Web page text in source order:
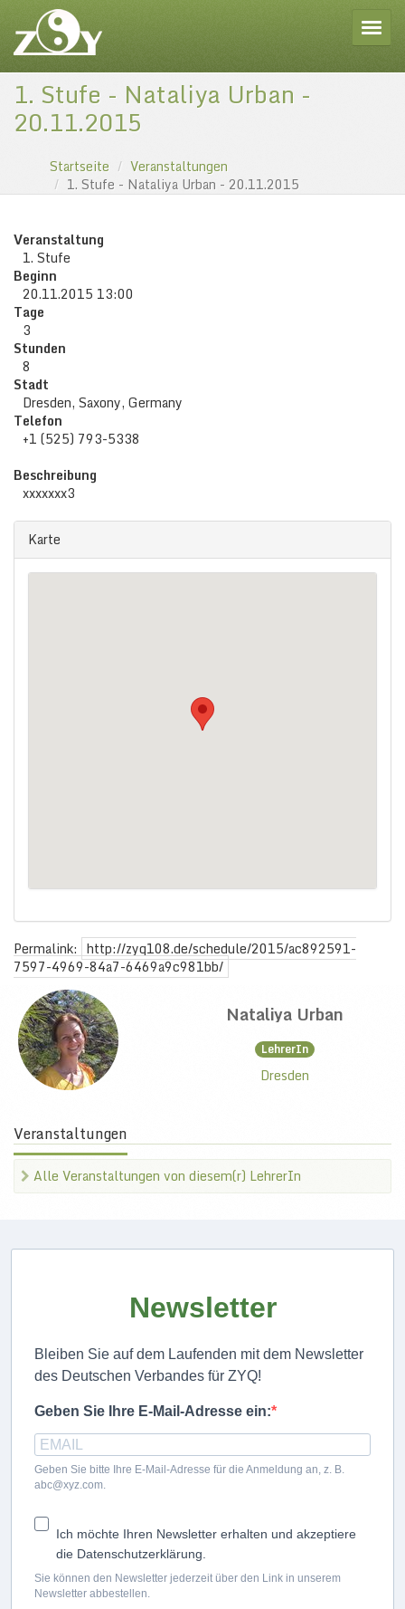
1. Stufe - Nataliya Urban -
20.11.2015
Startseite
Veranstaltungen
1. Stufe - Nataliya Urban - 20.11.2015
Veranstaltung
1. Stufe
Beginn
20.11.2015 13:00
Tage
3
Stunden
8
Stadt
Dresden, Saxony, Germany
Telefon
+1 (525) 793-5338
Beschreibung
xxxxxxx3
Karte
Permalink: http://zyq108.de/schedule/2015/ac892591-
7597-4969-84a7-6469a9c981bb/
Nataliya Urban
LehrerIn
Dresden
Veranstaltungen
Alle Veranstaltungen von diesem(r) LehrerIn
Newsletter
Bleiben Sie auf dem Laufenden mit dem Newsletter
des Deutschen Verbandes für ZYQ!
Geben Sie Ihre E-Mail-Adresse ein:
Geben Sie bitte Ihre E-Mail-Adresse für die Anmeldung an, z. B.
abc@xyz.com.
Ich möchte Ihren Newsletter erhalten und akzeptiere
die Datenschutzerklärung.
Sie können den Newsletter jederzeit über den Link in unserem
Newsletter abbestellen.